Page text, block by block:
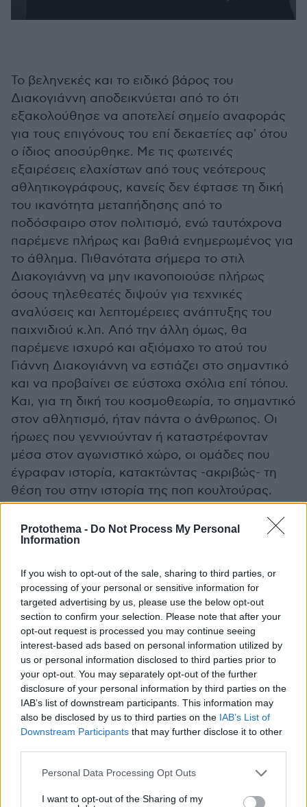
Protothema - Do Not Process My Personal
Information
If you wish to opt-out of the sale, sharing to third parties, or
processing of your personal or sensitive information for
targeted advertising by us, please use the below opt-out
section to confirm your selection. Please note that after your
opt-out request is processed you may continue seeing
interest-based ads based on personal information utilized by
us or personal information disclosed to third parties prior to
your opt-out. You may separately opt-out of the further
disclosure of your personal information by third parties on the
IAB’s list of downstream participants. This information may
also be disclosed by us to third parties on the IAB’s List of
Downstream Participants that may further disclose it to other
Please note that this website/app uses one or more Google
not limited to your visit or usage behaviour. You may click to
Personal Data Processing Opt Outs
I want to opt-out of the Sharing of my
Το βεληνεκές και το ειδικό βάρος του
Διακογιάννη αποδεικνύεται από το ότι
εξακολούθησε να αποτελεί σημείο αναφοράς
για τους επιγόνους του επί δεκαετίες αφ' ότου
ο ίδιος αποσύρθηκε. Με τις φωτεινές
εξαιρέσεις ελαχίστων από τους νεότερους
αθλητικογράφους, κανείς δεν έφτασε τη δική
του ικανότητα μεταπήδησης από το
ποδόσφαιρο στον πολιτισμό, ενώ ταυτόχρονα
παρέμενε πλήρως και βαθιά ενημερωμένος για
το άθλημα. Πιθανότατα σήμερα το στιλ
Διακογιάννη να μην ικανοποιούσε πλήρως
όσους τηλεθεατές διψούν για τεχνικές
αναλύσεις και λεπτομέρειες ανάπτυξης του
παιχνιδιού κ.λπ. Από την άλλη όμως, θα
παρέμενε ισχυρό και αξιόμαχο το ατού του
Γιάννη Διακογιάννη να εστιάζει στο σημαντικό
και να προβαίνει σε εύστοχα σχόλια επί τόπου.
Και, για τη δική του κοσμοθεωρία, το σημαντικό
στον αθλητισμό, ήταν πάντα ο άνθρωπος. Οι
ήρωες που γεννιούνταν ή καταστρέφονταν
μέσα στον αγωνιστικό χώρο, οι ομάδες που
έγραφαν ιστορία, κατακτώντας -ακριβώς- τη
θέση του στην ιστορία της ποπ κουλτούρας.
Αυτήν στην οποίαν θα ανήκει για πάντα ο
Γιάννης Διακογιάννης.